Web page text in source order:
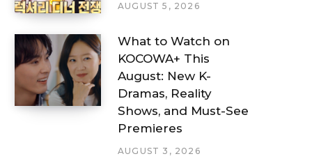
AUGUST 5, 2026
What to Watch on
KOCOWA+ This
August: New K-
Dramas, Reality
Shows, and Must-See
Premieres
AUGUST 3, 2026